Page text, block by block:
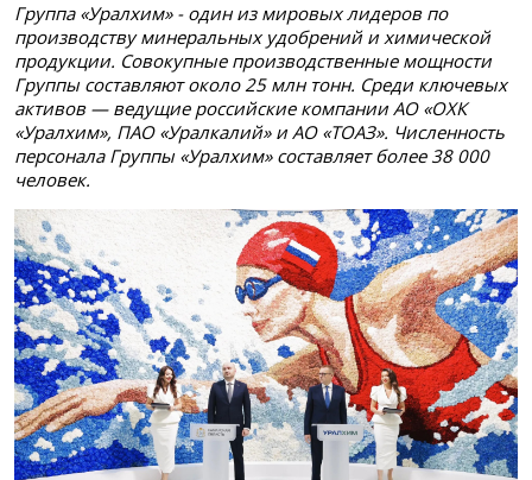
Группа «Уралхим» - один из мировых лидеров по
производству минеральных удобрений и химической
продукции. Совокупные производственные мощности
Группы составляют около 25 млн тонн. Среди ключевых
активов — ведущие российские компании АО «ОХК
«Уралхим», ПАО «Уралкалий» и АО «ТОАЗ». Численность
персонала Группы «Уралхим» составляет более 38 000
человек.